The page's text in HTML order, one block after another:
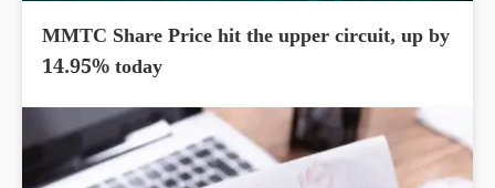
MMTC Share Price hit the upper circuit, up by
14.95% today